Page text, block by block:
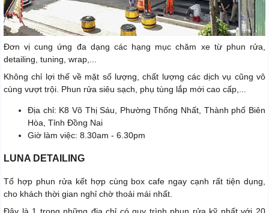
Đơn vị cung ứng đa dạng các hạng mục chăm xe từ phun rửa,
detailing, tuning, wrap,...
Không chỉ lợi thế về mặt số lượng, chất lượng các dịch vụ cũng vô
cùng vượt trội. Phun rửa siêu sạch, phụ tùng lắp mới cao cấp,...
Địa chỉ: K8 Võ Thị Sáu, Phường Thống Nhất, Thành phố Biên
Hòa, Tỉnh Đồng Nai
Giờ làm việc: 8.30am - 6.30pm
LUNA DETAILING
Tổ hợp phun rửa kết hợp cùng box cafe ngay cạnh rất tiện dụng,
cho khách thời gian nghỉ chờ thoải mái nhất.
Đây là 1 trong những địa chỉ có quy trình phun rửa kỹ nhất với 20